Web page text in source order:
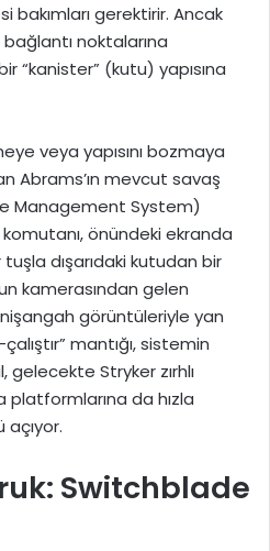
bakımları gerektirir. Ancak
bağlantı noktalarına
“kanister” (kutu) yapısına
veya yapısını bozmaya
Abrams’ın mevcut savaş
Management System)
önündeki ekranda
dışarıdaki kutudan bir
kamerasından gelen
görüntüleriyle yan
mantığı, sistemin
Stryker zırhlı
platformlarına da hızla
Switchblade